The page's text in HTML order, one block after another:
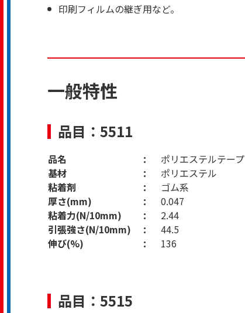
印刷フィルムの継ぎ用など。
一般特性
品目：5511
品名
ポリエステルテープ
基材
ポリエステル
粘着剤
ゴム系
厚さ(mm)
0.047
粘着力(N/10mm)
2.44
引張強さ(N/10mm)
44.5
伸び(%)
136
品目：5515